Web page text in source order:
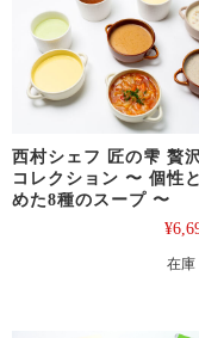
西村シェフ 匠の雫 贅
コレクション 〜 個性
めた8種のスープ 〜
在庫